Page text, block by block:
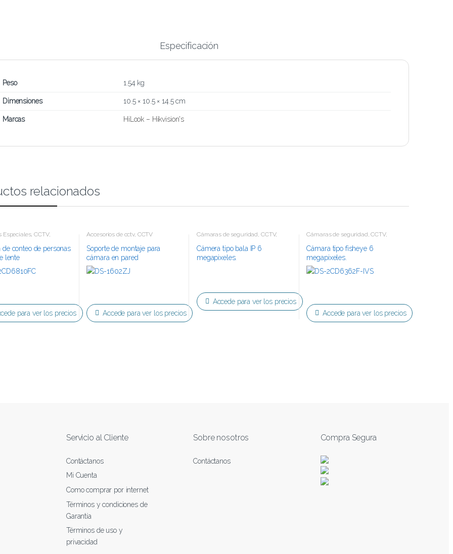
Especificación
Peso 1.54 kg
Dimensiones 10.5 × 10.5 × 14.5 cm
Marcas HiLook – Hikvision's
relacionados
Especiales,CCTV,
de conteo de personas
lente
para ver los precios
Accesorios de cctv, CCTV
Soporte de montaje para
cámara en pared
interior/exterior
Accede para ver los precios
Cámaras de seguridad, CCTV,
Cámera tipo bala IP 6
megapixeles.
Accede para ver los precios
Cámaras de seguridad,CCTV,
Cámara tipo fisheye 6
megapixeles.
Accede para ver los precios
Servicio al Cliente
Contáctanos
Mi Cuenta
Como comprar por internet
Términos y condiciones de
Garantía
Términos de uso y
privacidad
Sobre nosotros
Contáctanos
Compra Segura